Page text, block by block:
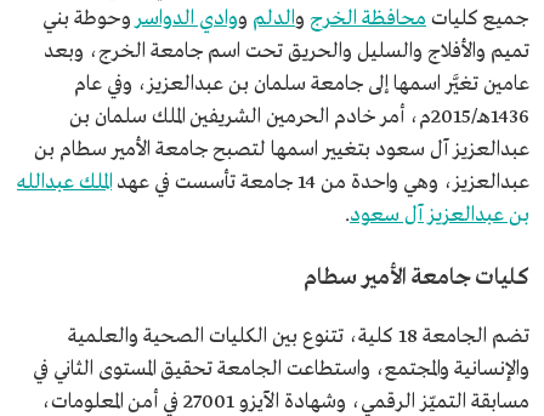
جميع كليات محافظة الخرج والدلم ووادي الدواسر وحوطة بني
تميم والأفلاج والسليل والحريق تحت اسم جامعة الخرج، وبعد
عامين تغيَّر اسمها إلى جامعة سلمان بن عبدالعزيز، وفي عام
1436هـ/2015م، أمر خادم الحرمين الشريفين الملك سلمان بن
عبدالعزيز آل سعود بتغيير اسمها لتصبح جامعة الأمير سطام بن
عبدالعزيز، وهي واحدة من 14 جامعة تأسست في عهد
الملك عبدالله
بن عبدالعزيز آل سعود.
كليات جامعة الأمير سطام
تضم الجامعة 18 كلية، تتنوع بين الكليات الصحية والعلمية
والإنسانية والمجتمع، واستطاعت الجامعة تحقيق المستوى الثاني في
مسابقة التميّز الرقمي، وشهادة الآيزو 27001 في أمن المعلومات،